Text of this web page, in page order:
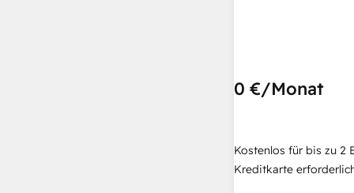
0 €/Monat
Kostenlos für bis zu 2
Kreditkarte